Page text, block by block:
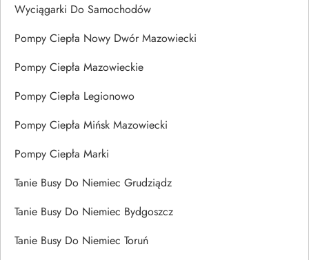
Wyciągarki Do Samochodów
Pompy Ciepła Nowy Dwór Mazowiecki
Pompy Ciepła Mazowieckie
Pompy Ciepła Legionowo
Pompy Ciepła Mińsk Mazowiecki
Pompy Ciepła Marki
Tanie Busy Do Niemiec Grudziądz
Tanie Busy Do Niemiec Bydgoszcz
Tanie Busy Do Niemiec Toruń